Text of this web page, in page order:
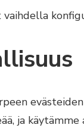
ja käytämme